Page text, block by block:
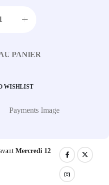
PANIER
WISHLIST
Mercredi 12